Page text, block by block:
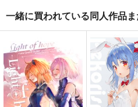
うたママcollection
もちはもちや
330円（税込）
バーチャルYoutuber
子守うた
ホロライブ
カー（百鬼あ
G.G.W
セール中 専売
330円（税込）
一緒に買われている同人作品